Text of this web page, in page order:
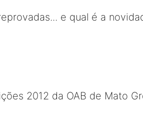
e qual é a
2012 da OAB de Mato